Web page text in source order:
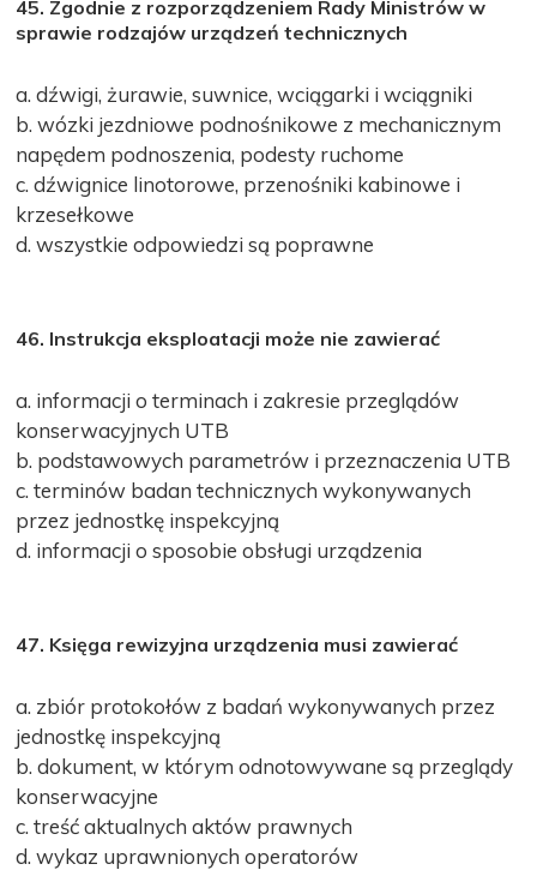
45. Zgodnie z rozporządzeniem Rady Ministrów w
sprawie rodzajów urządzeń technicznych
a. dźwigi, żurawie, suwnice, wciągarki i wciągniki
b. wózki jezdniowe podnośnikowe z mechanicznym
napędem podnoszenia, podesty ruchome
c. dźwignice linotorowe, przenośniki kabinowe i
krzesełkowe
d. wszystkie odpowiedzi są poprawne
46. Instrukcja eksploatacji może nie zawierać
a. informacji o terminach i zakresie przeglądów
konserwacyjnych UTB
b. podstawowych parametrów i przeznaczenia UTB
c. terminów badan technicznych wykonywanych
przez jednostkę inspekcyjną
d. informacji o sposobie obsługi urządzenia
47. Księga rewizyjna urządzenia musi zawierać
a. zbiór protokołów z badań wykonywanych przez
jednostkę inspekcyjną
b. dokument, w którym odnotowywane są przeglądy
konserwacyjne
c. treść aktualnych aktów prawnych
d. wykaz uprawnionych operatorów